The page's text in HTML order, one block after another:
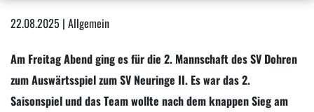
22.08.2025 | Allgemein
Am Freitag Abend ging es für die 2. Mannschaft des SV Dohren
zum Auswärtsspiel zum SV Neuringe II. Es war das 2.
Saisonspiel und das Team wollte nach dem knappen Sieg am